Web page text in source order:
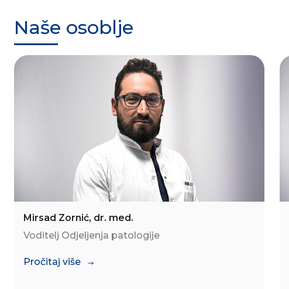
Naše osoblje
Mirsad Zornić, dr. med.
Voditelj Odjeljenja patologije
Pročitaj više